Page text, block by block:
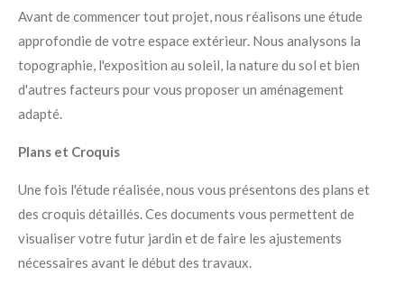
Avant de commencer tout projet, nous réalisons une étude
approfondie de votre espace extérieur. Nous analysons la
topographie, l'exposition au soleil, la nature du sol et bien
d'autres facteurs pour vous proposer un aménagement
adapté.
Plans et Croquis
Une fois l'étude réalisée, nous vous présentons des plans et
des croquis détaillés. Ces documents vous permettent de
visualiser votre futur jardin et de faire les ajustements
nécessaires avant le début des travaux.